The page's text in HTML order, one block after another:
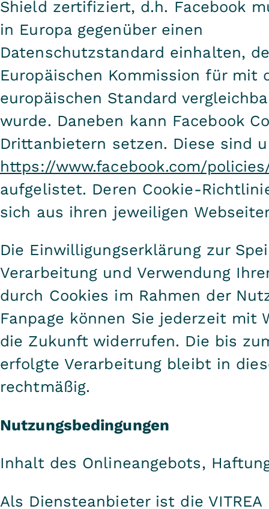
Shield zertifiziert, d.h. Facebook
in Europa gegenüber einen
Datenschutzstandard einhalten,
Europäischen Kommission für mit
europäischen Standard
wurde. Daneben kann Facebook
Drittanbietern setzen. Diese sind
https://www.facebook.com/
aufgelistet. Deren Cookie-
sich aus ihren jeweiligen
Die Einwilligungserklärung zur
Verarbeitung und Verwendung
durch Cookies im Rahmen der
Fanpage können Sie jederzeit mit
die Zukunft widerrufen. Die bis
erfolgte Verarbeitung bleibt in
rechtmäßig.
Nutzungsbedingungen
Inhalt des Onlineangebots,
Als Diensteanbieter ist die VITREA